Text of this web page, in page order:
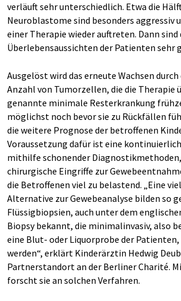
verläuft sehr unterschiedlich. Etwa die
Neuroblastome sind besonders aggressiv
einer Therapie wieder auftreten. Dann sind
Überlebensaussichten der Patienten sehr
Ausgelöst wird das erneute Wachsen
Anzahl von Tumorzellen, die die Therapie
genannte minimale Resterkrankung
möglichst noch bevor sie zu Rückfällen
die weitere Prognose der betroffenen
Voraussetzung dafür ist eine
mithilfe schonender
chirurgische Eingriffe zur
die Betroffenen viel zu belastend. „Eine
Alternative zur Gewebeanalyse bilden so
Flüssigbiopsien, auch unter dem
Biopsy bekannt, die minimalinvasiv, also
eine Blut- oder Liquorprobe der
werden“, erklärt Kinderärztin Hedwig
Partnerstandort an der Berliner Charité.
forscht sie an solchen Verfahren.